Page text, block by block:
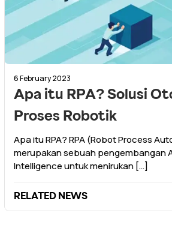
6 February 2023
Apa itu RPA? Solusi
Proses Robotik
Apa itu RPA? RPA (Robot Process
merupakan sebuah pengembangan
Intelligence untuk menirukan […]
RELATED NEWS